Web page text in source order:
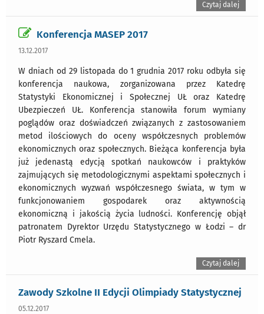
Czytaj dalej
Konferencja MASEP 2017
13.12.2017
W dniach od 29 listopada do 1 grudnia 2017 roku odbyła się
konferencja naukowa, zorganizowana przez Katedrę
Statystyki Ekonomicznej i Społecznej UŁ oraz Katedrę
Ubezpieczeń UŁ. Konferencja stanowiła forum wymiany
poglądów oraz doświadczeń związanych z zastosowaniem
metod ilościowych do oceny współczesnych problemów
ekonomicznych oraz społecznych. Bieżąca konferencja była
już jedenastą edycją spotkań naukowców i praktyków
zajmujących się metodologicznymi aspektami społecznych i
ekonomicznych wyzwań współczesnego świata, w tym w
funkcjonowaniem gospodarek oraz aktywnością
ekonomiczną i jakością życia ludności. Konferencję objął
patronatem Dyrektor Urzędu Statystycznego w Łodzi – dr
Piotr Ryszard Cmela.
Czytaj dalej
Zawody Szkolne II Edycji Olimpiady Statystycznej
05.12.2017